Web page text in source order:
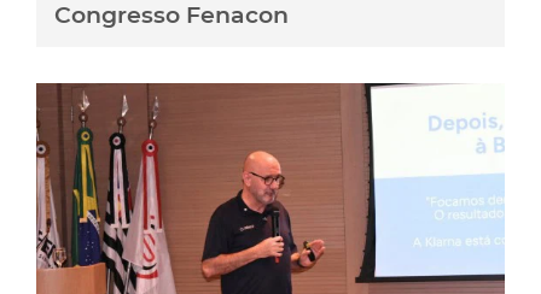
Congresso Fenacon